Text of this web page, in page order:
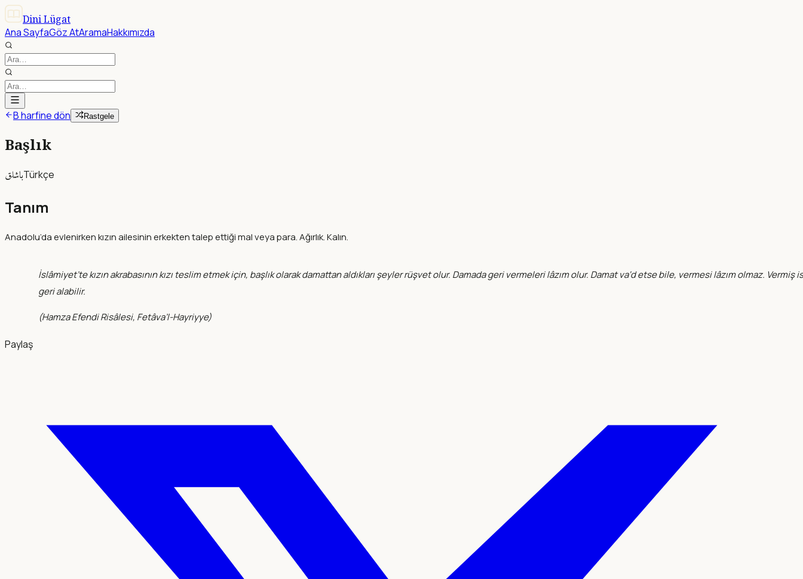
Dini Lügat
Ana SayfaGöz AtAramaHakkımızda
B harfine dön Rastgele
Başlık
باشلقTürkçe
Tanım
Anadolu’da evlenirken kızın ailesinin erkekten talep ettiği mal veya para. Ağırlık. Kalın.
İslâmiyet’te kızın akrabasının kızı teslim etmek için, başlık olarak damattan aldıkları şeyler rüşvet olur. Damada geri vermeleri lâzım olur. Damat va‘d etse bile, vermesi lâzım olmaz. Vermiş
geri alabilir.
(Hamza Efendi Risâlesi, Fetâva’l-Hayriyye)
Paylaş